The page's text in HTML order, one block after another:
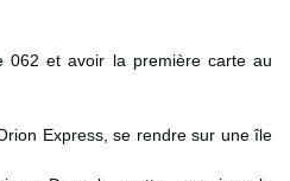
062 et avoir la première carte au
Express, se rendre sur une île